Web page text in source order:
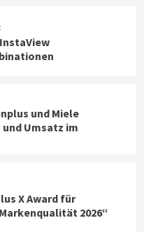
und Miele
Umsatz im
X Award für
2026“